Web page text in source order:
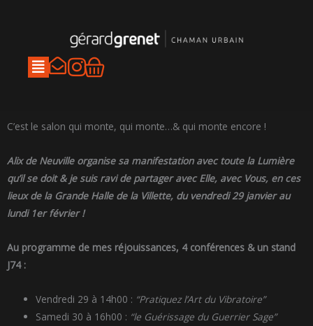
I
n
t
g
r
a
Panier
C’est le salon qui monte, qui monte…& qui monte encore !
Alix de Neuville organise sa manifestation avec toute la Lumière
qu’il se doit & je suis ravi de partager avec Elle, avec Vous, en ces
lieux de la Grande Halle de la Villette, du vendredi 29 janvier au
lundi 1er février !
Au programme de mes réjouissances, 4 conférences & un stand
J74 :
Vendredi 29 à 14h00 : “Pratiquez l’Art du Vibratoire”
Samedi 30 à 16h00 : “le Guérissage du Guerrier Sage”